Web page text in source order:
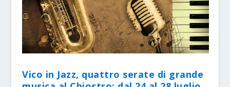
Vico in Jazz, quattro serate di grande